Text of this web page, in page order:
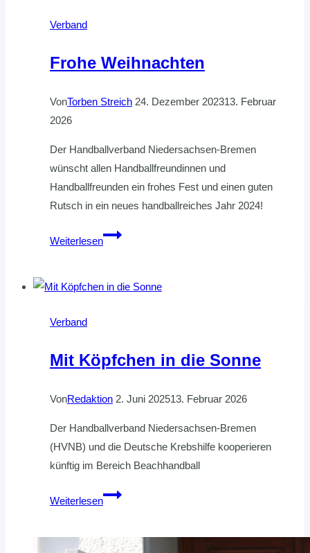
Verband
Frohe Weihnachten
VonTorben Streich 24. Dezember 202313. Februar
2026
Der Handballverband Niedersachsen-Bremen
wünscht allen Handballfreundinnen und
Handballfreunden ein frohes Fest und einen guten
Rutsch in ein neues handballreiches Jahr 2024!
Weiterlesen
Frohe
Verband
Mit Köpfchen in die Sonne
VonRedaktion 2. Juni 202513. Februar 2026
Der Handballverband Niedersachsen-Bremen
(HVNB) und die Deutsche Krebshilfe kooperieren
künftig im Bereich Beachhandball
Weiterlesen
Mit
die